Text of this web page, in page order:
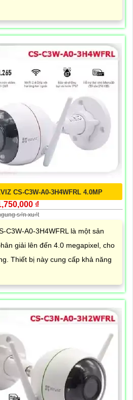
CS-C3W-A0-3H4WFRL 4.0MP
₫
s₫n xu₫t
C3W-A0-3H4WFRL là một sản
giải lên đến 4.0 megapixel, cho
Thiết bị này cung cấp khả năng